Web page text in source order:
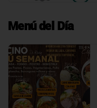
Menú del Día